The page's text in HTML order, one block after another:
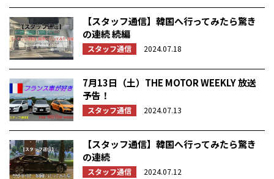
【スタッフ通信】韓国へ行ってみたら驚き
の連続 続編
スタッフ通信 2024.07.18
7月13日（土）THE MOTOR WEEKLY 放送
予告！
スタッフ通信 2024.07.13
【スタッフ通信】韓国へ行ってみたら驚き
の連続
スタッフ通信 2024.07.12